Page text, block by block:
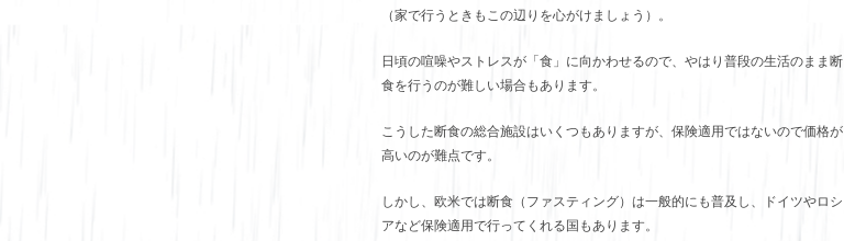
（家で行うときもこの辺りを心がけましょう）。
日頃の喧噪やストレスが「食」に向かわせるので、やはり普段の生活のまま断
食を行うのが難しい場合もあります。
こうした断食の総合施設はいくつもありますが、保険適用ではないので価格が
高いのが難点です。
しかし、欧米では断食（ファスティング）は一般的にも普及し、ドイツやロシ
アなど保険適用で行ってくれる国もあります。